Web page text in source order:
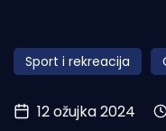
Obala
Otoci
Turizam i nautika
Sport i rekreacija
12 ožujka 2024